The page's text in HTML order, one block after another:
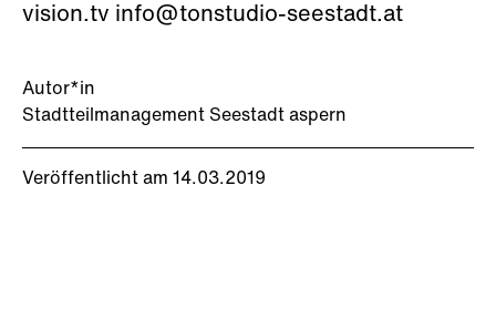
Autor*in
Stadtteilmanagement Seestadt aspern
Veröffentlicht am 14.03.2019
vision.tv info@tonstudio-seestadt.at